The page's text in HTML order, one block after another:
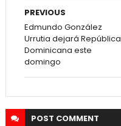
PREVIOUS
Edmundo González
Urrutia dejará República
Dominicana este
domingo
POST COMMENT